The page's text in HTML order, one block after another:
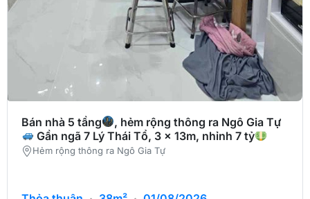
Bán nhà 5 tầng
, hẻm rộng thông ra Ngô Gia Tự
Gần ngã 7 Lý Thái Tổ, 3 x 13m, nhỉnh 7 tỷ
Hẻm rộng thông ra Ngô Gia Tự